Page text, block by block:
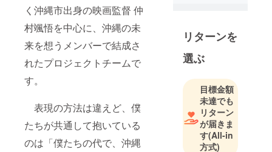
く沖縄市出身の映画監督 仲
村颯悟を中心に、沖縄の未
来を想うメンバーで結成さ
れたプロジェクトチームで
す。
表現の方法は違えど、僕
たちが共通して抱いている
のは「僕たちの代で、沖縄
リターンを
選ぶ
目標金額
未達でも
リターン
が届きま
す(All-in
方式)